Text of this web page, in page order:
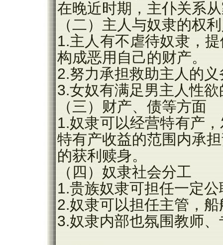
在晚近时期，主仆关系
（二）主人与奴隶的权
1.主人有不虐待奴隶，
构成恶用自己的财产。
2.努力承担救助主人的义
3.女奴有满足男主人性
（三）财产、债等方面
1.奴隶可以经营特有产
特有产收益的范围内承
的获利赎身。
（四）奴隶社会分工
1.贵族奴隶可担任一定公
2.奴隶可以担任主管，
3.奴隶内部也氛围教师